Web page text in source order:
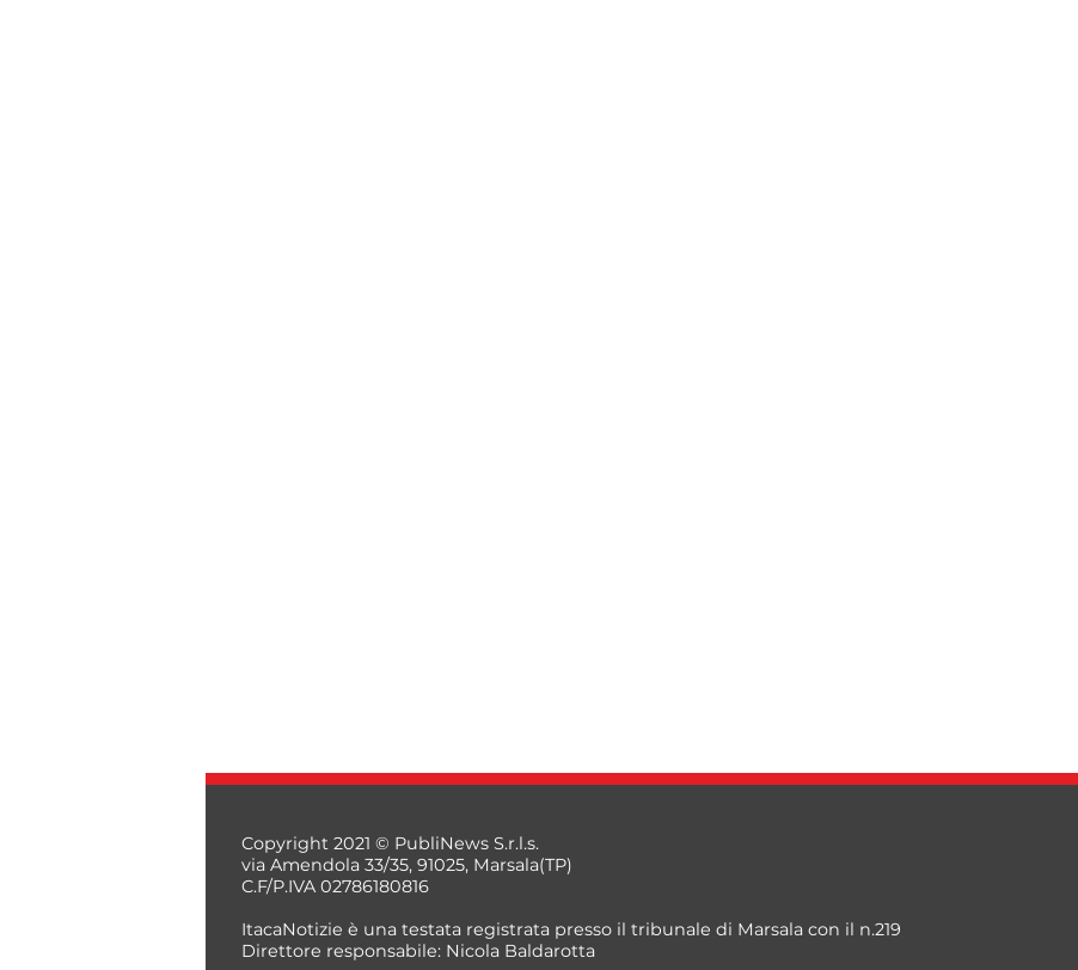
Copyright 2021 © PubliNews S.r.l.s.
via Amendola 33/35, 91025, Marsala(TP)
C.F/P.IVA 02786180816
ItacaNotizie è una testata registrata presso il tribunale di Marsala con il n.219
Direttore responsabile: Nicola Baldarotta